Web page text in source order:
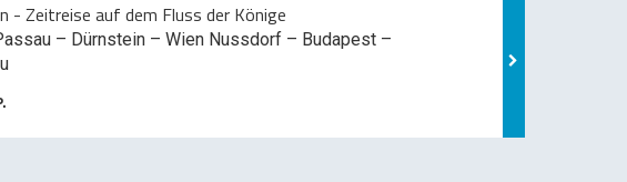
- Zeitreise auf dem Fluss der Könige
– Dürnstein – Wien Nussdorf – Budapest –